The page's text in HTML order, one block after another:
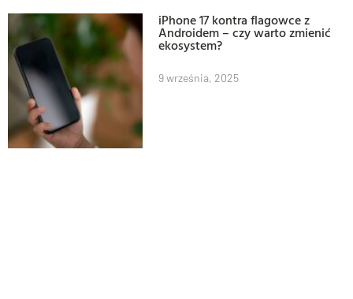
iPhone 17 kontra flagowce z
Androidem – czy warto zmienić
ekosystem?
9 września, 2025